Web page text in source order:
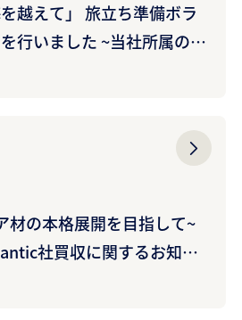
越えて」 旅立ち準備ボラ
た ~当社所属の女
材の本格展開を目指して~
社買収に関するお知ら